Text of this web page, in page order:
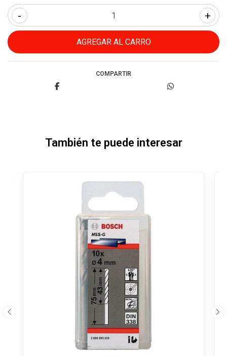
+
-
COMPARTIR
También te puede interesar